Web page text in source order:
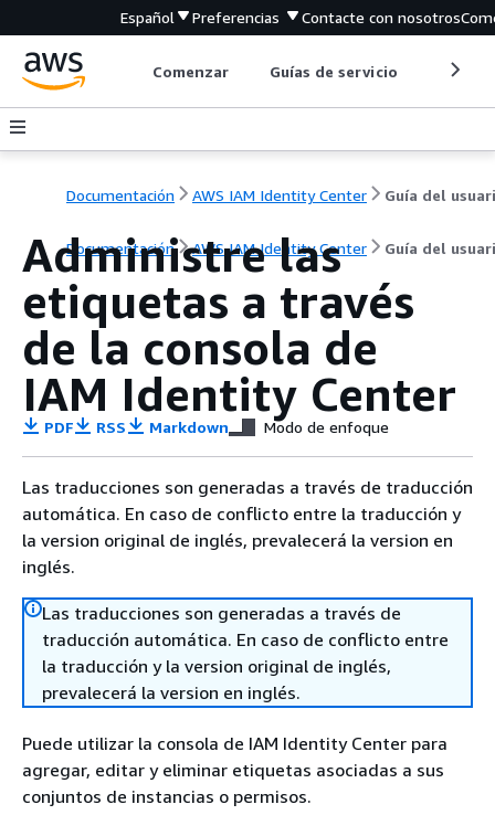
Español Preferencias Contacte con nosotros
Comenzar Guías de servicio
Documentación AWS IAM Identity Center
Documentación AWS IAM Identity Center Guía del
Administre las
etiquetas a través
de la consola de
IAM Identity Center
PDF RSS Markdown Modo de enfoque
Las traducciones son generadas a través de traducción
automática. En caso de conflicto entre la traducción y
la version original de inglés, prevalecerá la version en
inglés.
Las traducciones son generadas a través de
traducción automática. En caso de conflicto entre
la traducción y la version original de inglés,
prevalecerá la version en inglés.
Puede utilizar la consola de IAM Identity Center para
agregar, editar y eliminar etiquetas asociadas a sus
conjuntos de instancias o permisos.